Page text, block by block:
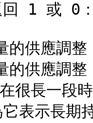
回 1 或 0
供應調
供應調
長一段時
表示長期